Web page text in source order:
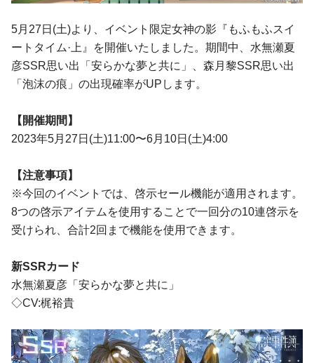
5月27日(土)より、イベント限定女神の影『もふもふスイ
ートタイム·上』を開催いたしました。期間中、水無瀬夏
彦SSR思い出「安らかな夢と共に」、森月黎SSR思い出
「泡沫の痕」の出現確率がUPします。
【開催期間】
2023年5月27日(土)11:00〜6月10日(土)4:00
【注意事項】
※今回のイベントでは、啓示セール機能が適用されます。
8つの啓示アイテムを使用することで一回分の10連啓示を
受けられ、合計2回まで機能を使用できます。
新SSRカード
水無瀬夏彦「安らかな夢と共に」
◇CV:梶裕貴